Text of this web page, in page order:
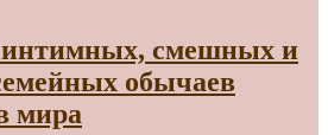
интимных, смешных и
обычаев
мира